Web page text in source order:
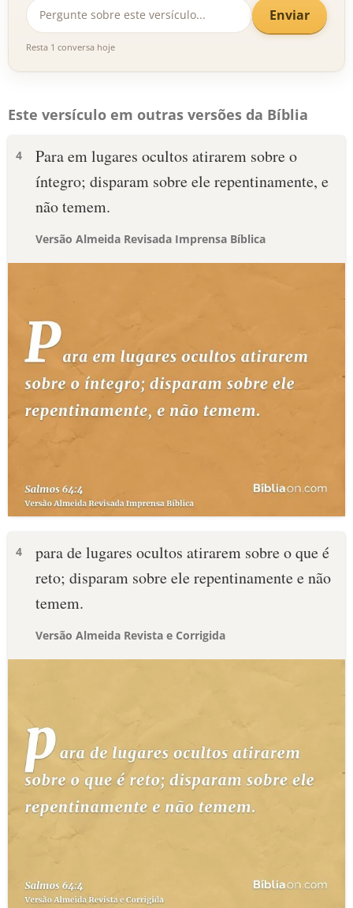
Enviar
Resta 1 conversa hoje
Este versículo em outras versões da Bíblia
4
Para em lugares ocultos atirarem sobre o
íntegro; disparam sobre ele repentinamente, e
não temem.
Versão Almeida Revisada Imprensa Bíblica
4
para de lugares ocultos atirarem sobre o que é
reto; disparam sobre ele repentinamente e não
temem.
Versão Almeida Revista e Corrigida